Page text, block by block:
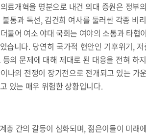
료개혁을 명분으로 내건 의대 증원은 정부
통과 독선, 김건희 여사를 둘러싼 각종 비
불어 여소 야대 국회는 여야의 소통과 타협
습니다. 당연히 국가적 현안인 기후위기,
의 문제에 대해 제대로 된 대응을 전혀 하
나의 전쟁이 장기전으로 전개되고 있는 가
있는 매우 위험한 상황입니다.
층 간의 갈등이 심화되며, 젊은이들이 미래